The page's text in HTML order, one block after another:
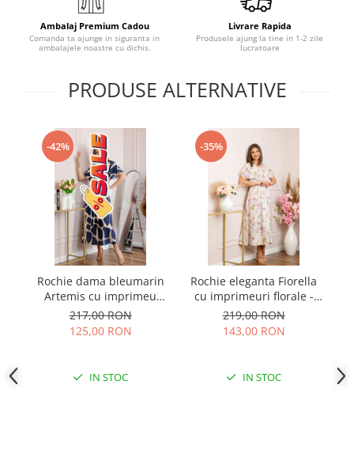
Ambalaj Premium Cadou
Comanda ta ajunge in siguranta in
ambalajele noastre cu dichis.
Livrare Rapida
Produsele ajung la tine in 1-2 zile
lucratoare
PRODUSE ALTERNATIVE
-42%
Rochie dama bleumarin
Artemis cu imprimeu
abstract si cordon in talie
217,00 RON
125,00 RON
IN STOC
-35%
Rochie eleganta Fiorella
cu imprimeuri florale -
Alb cu roz
219,00 RON
143,00 RON
IN STOC